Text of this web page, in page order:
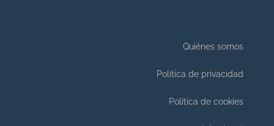
Quiénes somos
Política de privacidad
Política de cookies